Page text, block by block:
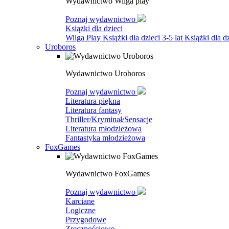
Poznaj wydawnictwo
Książki dla dzieci
Wilga Play Książki dla dzieci 3-5 lat Książki dla
Uroboros
Wydawnictwo Uroboros
Poznaj wydawnictwo
Literatura piękna
Literatura fantasy
Thriller/Kryminał/Sensacje
Literatura młodzieżowa
Fantastyka młodzieżowa
FoxGames
Wydawnictwo FoxGames
Poznaj wydawnictwo
Karciane
Logiczne
Przygodowe